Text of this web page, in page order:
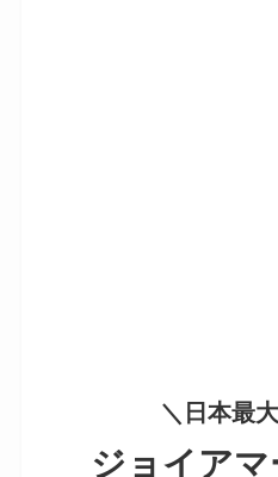
＼日本最
ジョイア